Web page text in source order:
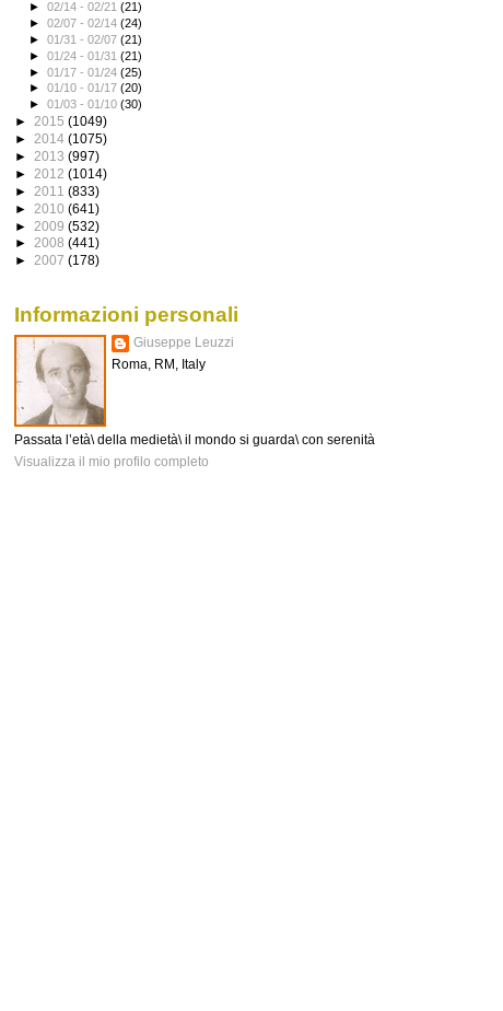
►02/14 - 02/21(21)
►02/07 - 02/14(24)
►01/31 - 02/07(21)
►01/24 - 01/31(21)
►01/17 - 01/24(25)
►01/10 - 01/17(20)
►01/03 - 01/10(30)
► 2015 (1049)
► 2014 (1075)
► 2013 (997)
► 2012 (1014)
► 2011 (833)
► 2010 (641)
► 2009 (532)
► 2008 (441)
► 2007 (178)
Informazioni personali
Giuseppe Leuzzi
Roma, RM, Italy
Passata l’età\ della medietà\ il mondo si guarda\ con serenità
Visualizza il mio profilo completo